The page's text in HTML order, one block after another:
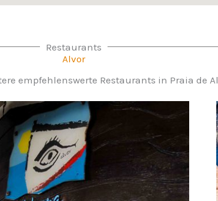
Restaurants
Alvor
empfehlenswerte Restaurants in Praia de